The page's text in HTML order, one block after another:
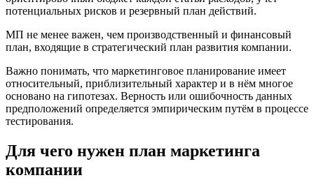
потенциальных рисков и резервный план действий.
МП не менее важен, чем производственный и финансовый
план, входящие в стратегический план развития компании.
Важно понимать, что маркетинговое планирование имеет
относительный, приблизительный характер и в нём многое
основано на гипотезах. Верность или ошибочность данных
предположений определяется эмпирическим путём в процессе
тестирования.
Для чего нужен план маркетинга
компании